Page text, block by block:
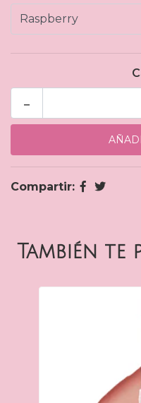
-
Compartir:
También te